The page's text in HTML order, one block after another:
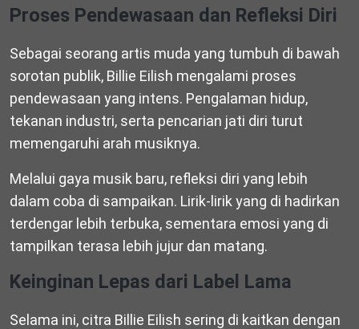
Proses Pendewasaan dan Refleksi Diri
Sebagai seorang artis muda yang tumbuh di bawah
sorotan publik, Billie Eilish mengalami proses
pendewasaan yang intens. Pengalaman hidup,
tekanan industri, serta pencarian jati diri turut
memengaruhi arah musiknya.
Melalui gaya musik baru, refleksi diri yang lebih
dalam coba di sampaikan. Lirik-lirik yang di hadirkan
terdengar lebih terbuka, sementara emosi yang di
tampilkan terasa lebih jujur dan matang.
Keinginan Lepas dari Label Lama
Selama ini, citra Billie Eilish sering di kaitkan dengan